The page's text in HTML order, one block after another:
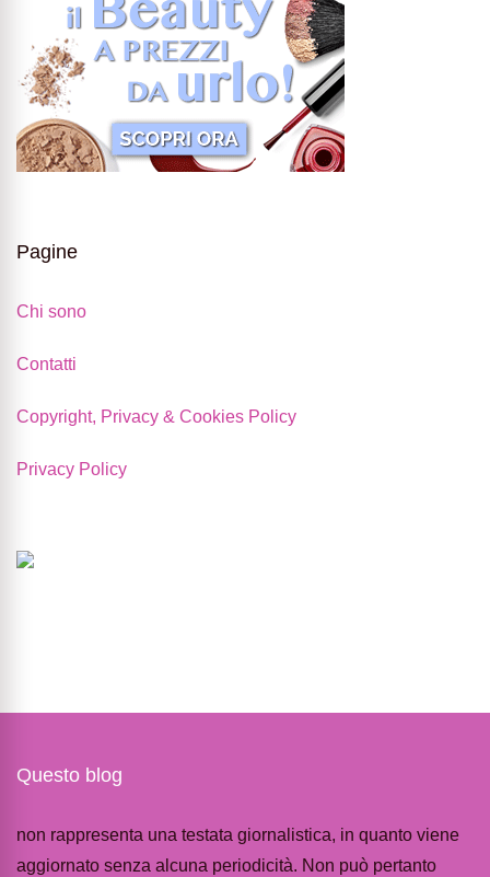
Pagine
Chi sono
Contatti
Copyright, Privacy & Cookies Policy
Privacy Policy
Questo blog
non rappresenta una testata giornalistica, in quanto viene
aggiornato senza alcuna periodicità. Non può pertanto